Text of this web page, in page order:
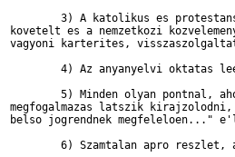
kovetelt es a nemzetkozi
vagyoni karterites,
megfogalmazas latszik
belso jogrendnek